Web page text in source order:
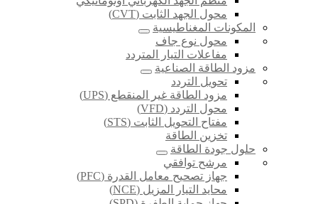
محول الجهد الثابت (CVT)
المكونات المغناطيسية
محول نوع جاف
مفاعلات التيار المتردد
مزود الطاقة الصناعية
تحويل التردد
مزود الطاقة غير المنقطع (UPS)
محول التردد (VFD)
مفتاح التحويل الثابت (STS)
تخزين الطاقة
حلول جودة الطاقة
مرشح توافقي
جهاز تصحيح معامل القدرة (PFC)
محايد التيار المزيل (NCE)